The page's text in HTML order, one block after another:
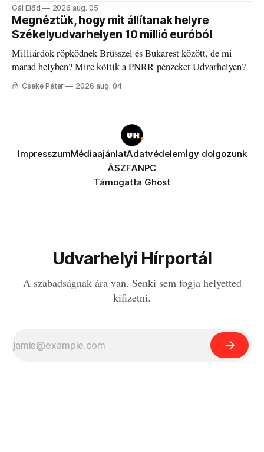
Gál Előd 2026 aug. 05
Megnéztük, hogy mit állítanak helyre
Székelyudvarhelyen 10 millió euróból
Milliárdok röpködnek Brüsszel és Bukarest között, de mi
marad helyben? Mire költik a PNRR-pénzeket Udvarhelyen?
Cseke Péter 2026 aug. 04
ImpresszumMédiaajánlatAdatvédelemÍgy dolgozunk
ÁSZFANPC
Támogatta Ghost
Udvarhelyi Hírportál
A szabadságnak ára van. Senki sem fogja helyetted
kifizetni.